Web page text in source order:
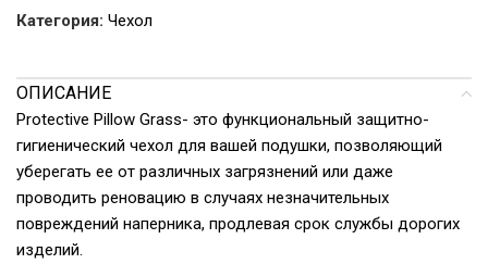
Категория: Чехол
ОПИСАНИЕ
Protective Pillow Grass- это функциональный защитно-
гигиенический чехол для вашей подушки, позволяющий
уберегать ее от различных загрязнений или даже
проводить реновацию в случаях незначительных
повреждений наперника, продлевая срок службы дорогих
изделий.